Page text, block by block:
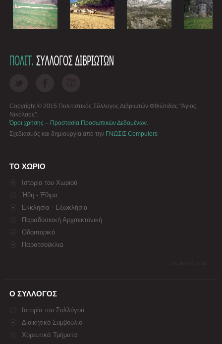
Copyright © 2015 Πολιτιστικός Σύλλογος Διβριωτών Φθιώτιδας "Άγιος
Νικόλαος".
Όροι χρήσης – Προστασία Προσωπικών Δεδομένων.
Σχεδιασμός και δημιουργία από την ΓΝΩΣΙΣ Computers
ΤΟ ΧΩΡΙΟ
Ιστορία του Χωριού
Ήθη - Έθιμα
Εκκλησία - Εξωκλήσια
Παραδοσιακή Αρχιτεκτονική
Οδοιπορικό
Παρατσούκλια
Ο ΣΥΛΛΟΓΟΣ
Ιστορία του Συλλόγου
Διοικητικό Συμβούλιο
Χορευτικά Τμήματα